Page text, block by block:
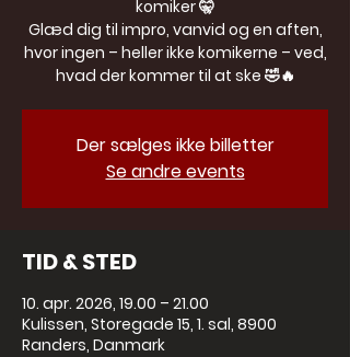
komiker 🤫
Glæd dig til impro, vanvid og en aften,
hvor ingen – heller ikke komikerne – ved,
hvad der kommer til at ske 🤣🔥
Der sælges ikke billetter
Se andre events
TID & STED
10. apr. 2026, 19.00 – 21.00
Kulissen, Storegade 15, 1. sal, 8900
Randers, Danmark